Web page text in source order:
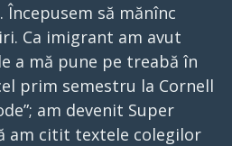
Începusem să mănînc
Ca imigrant am avut
a mă pune pe treabă în
prim semestru la Cornell
am devenit Super
am citit textele colegilor